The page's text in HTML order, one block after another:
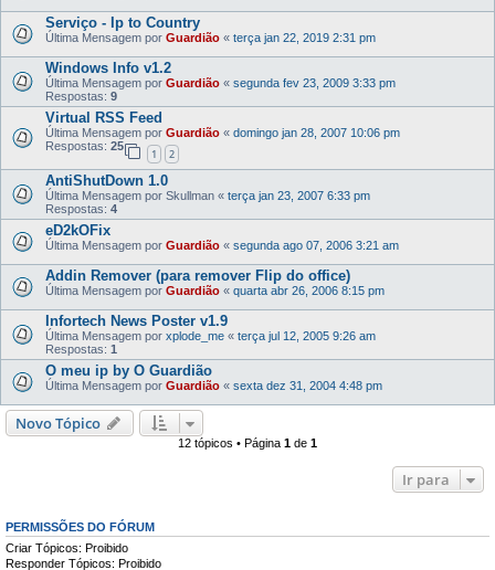
Serviço - Ip to Country
Última Mensagem por Guardião « terça jan 22, 2019 2:31 pm
Windows Info v1.2
Última Mensagem por Guardião « segunda fev 23, 2009 3:33 pm
Respostas: 9
Virtual RSS Feed
Última Mensagem por Guardião « domingo jan 28, 2007 10:06 pm
Respostas: 25
1 2
AntiShutDown 1.0
Última Mensagem por Skullman « terça jan 23, 2007 6:33 pm
Respostas: 4
eD2kOFix
Última Mensagem por Guardião « segunda ago 07, 2006 3:21 am
Addin Remover (para remover Flip do office)
Última Mensagem por Guardião « quarta abr 26, 2006 8:15 pm
Infortech News Poster v1.9
Última Mensagem por xplode_me « terça jul 12, 2005 9:26 am
Respostas: 1
O meu ip by O Guardião
Última Mensagem por Guardião « sexta dez 31, 2004 4:48 pm
Novo Tópico
12 tópicos • Página 1 de 1
Ir para
PERMISSÕES DO FÓRUM
Criar Tópicos: Proibido
Responder Tópicos: Proibido